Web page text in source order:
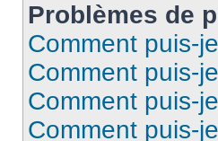
Problèmes de
Comment puis-
Comment puis-
Comment puis-
Comment puis-